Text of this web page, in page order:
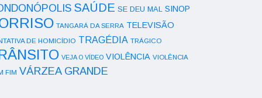
SAÚDE SE DEU MAL SINOP
TANGARÁ DA SERRA TELEVISÃO
DE HOMICÍDIO TRAGÉDIA TRÁGICO
VEJA O VÍDEO VIOLÊNCIA VIOLÊNCIA
FIM VÁRZEA GRANDE